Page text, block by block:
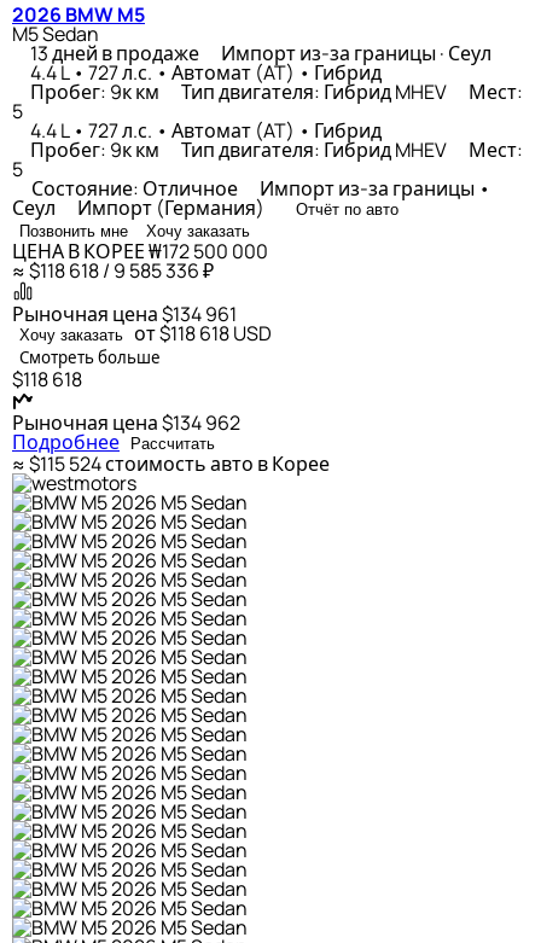
2026 BMW M5
M5 Sedan
13 дней в продаже Импорт из-за границы · Сеул
4.4 L • 727 л.с. • Автомат (AT) • Гибрид
Пробег: 9к км Тип двигателя: Гибрид MHEV Мест:
5
4.4 L • 727 л.с. • Автомат (AT) • Гибрид
Пробег: 9к км Тип двигателя: Гибрид MHEV Мест:
5
Состояние: Отличное Импорт из-за границы •
Сеул Импорт (Германия)
Отчёт по авто
Позвонить мне
Хочу заказать
ЦЕНА В КОРЕЕ₩172 500 000
≈ $118 618 / 9 585 336 ₽
Рыночная цена$134 961
Хочу заказать от $118 618USD
Смотреть больше
$118 618
Рыночная цена$134 962
Подробнее Рассчитать
≈ $115 524стоимость авто в Корее